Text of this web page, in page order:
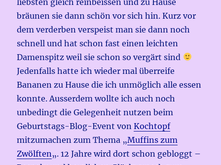
bräunen sie dann schön vor sich hin. Kurz vor
dem verderben verspeist man sie dann noch
schnell und hat schon fast einen leichten
Damenspitz weil sie schon so vergärt sind
Jedenfalls hatte ich wieder mal überreife
Bananen zu Hause die ich unmöglich alle essen
konnte. Ausserdem wollte ich auch noch
unbedingt die Gelegenheit nutzen beim
Geburtstags-Blog-Event vonKochtopf
mitzumachen zum Thema „Muffins zum
Zwölften „. 12 Jahre wird dort schon gebloggt –